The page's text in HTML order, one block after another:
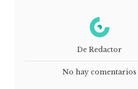
De Redactor
No hay comentarios